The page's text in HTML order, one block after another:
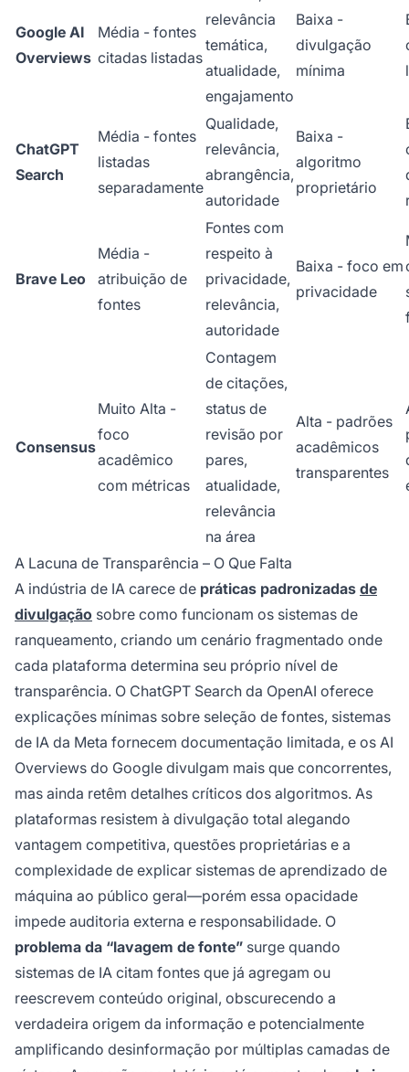
Google AI
Overviews
Média - fontes
citadas listadas
relevância
temática,
atualidade,
engajamento
Baixa -
divulgação
mínima
ChatGPT
Search
Média - fontes
listadas
separadamente
Qualidade,
relevância,
abrangência,
autoridade
Baixa -
algoritmo
proprietário
Brave Leo
Média -
atribuição de
fontes
Fontes com
respeito à
privacidade,
relevância,
autoridade
Baixa - foco em
privacidade
Consensus
Muito Alta -
foco
acadêmico
com métricas
Contagem
de citações,
status de
revisão por
pares,
atualidade,
relevância
na área
Alta - padrões
acadêmicos
transparentes
A Lacuna de Transparência – O Que Falta
A indústria de IA carece de práticas padronizadas de
divulgação sobre como funcionam os sistemas de
ranqueamento, criando um cenário fragmentado onde
cada plataforma determina seu próprio nível de
transparência. O ChatGPT Search da OpenAI oferece
explicações mínimas sobre seleção de fontes, sistemas
de IA da Meta fornecem documentação limitada, e os AI
Overviews do Google divulgam mais que concorrentes,
mas ainda retêm detalhes críticos dos algoritmos. As
plataformas resistem à divulgação total alegando
vantagem competitiva, questões proprietárias e a
complexidade de explicar sistemas de aprendizado de
máquina ao público geral—porém essa opacidade
impede auditoria externa e responsabilidade. O
problema da “lavagem de fonte” surge quando
sistemas de IA citam fontes que já agregam ou
reescrevem conteúdo original, obscurecendo a
verdadeira origem da informação e potencialmente
amplificando desinformação por múltiplas camadas de